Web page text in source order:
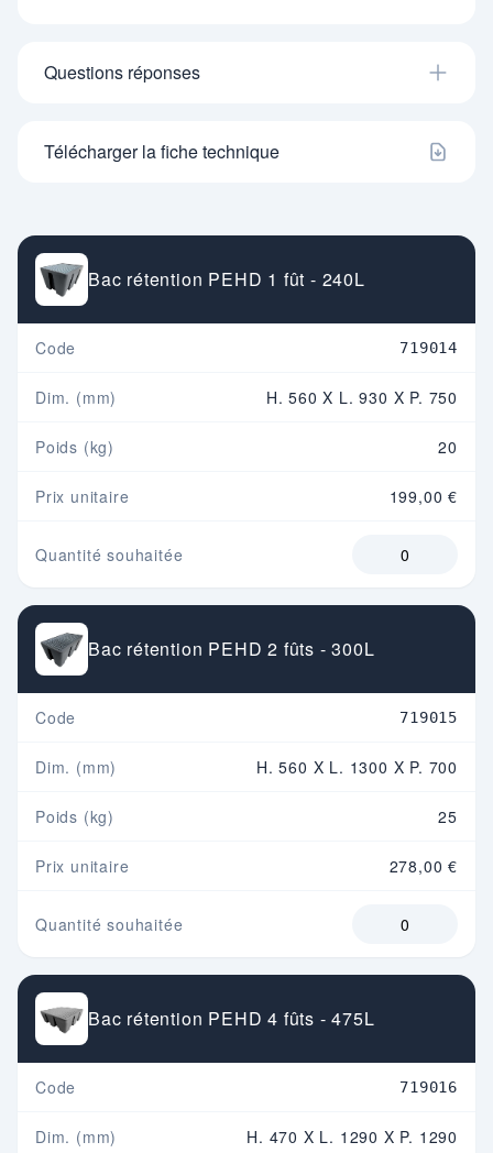
Questions réponses
Télécharger la fiche technique
Bac rétention PEHD 1 fût - 240L
Code 719014
Dim. (mm) H. 560 X L. 930 X P. 750
Poids (kg) 20
Prix unitaire 199,00 €
Quantité souhaitée
Bac rétention PEHD 2 fûts - 300L
Code 719015
Dim. (mm) H. 560 X L. 1300 X P. 700
Poids (kg) 25
Prix unitaire 278,00 €
Quantité souhaitée
Bac rétention PEHD 4 fûts - 475L
Code 719016
Dim. (mm) H. 470 X L. 1290 X P. 1290